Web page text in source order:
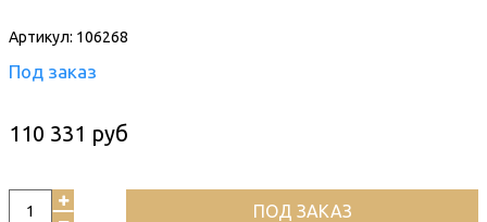
Артикул: 106268
Под заказ
110 331 руб
ПОД ЗАКАЗ